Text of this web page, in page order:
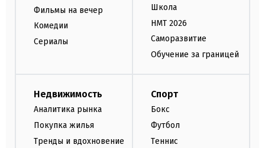
Фильмы на вечер
Комедии
Сериалы
Школа
НМТ 2026
Саморазвитие
Обучение за границей
Недвижимость
Аналитика рынка
Покупка жилья
Тренды и вдохновение
Спорт
Бокс
Футбол
Теннис